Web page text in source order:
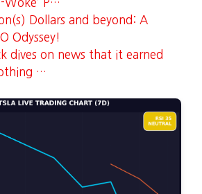
Woke’ P…
Dollars and beyond: A
Odyssey!
dives on news that it earned
…